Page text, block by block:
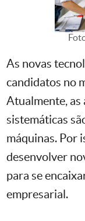
As novas
candidatos no
Atualmente,
sistemáticas
máquinas. Por
desenvolver
para se
empresarial.